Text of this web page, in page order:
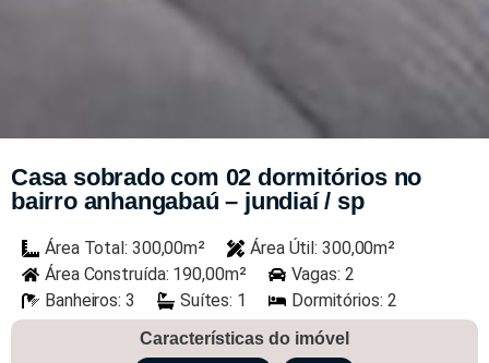
Casa sobrado com 02 dormitórios no
bairro anhangabaú – jundiaí / sp
Área Total: 300,00m²
Área Útil: 300,00m²
Área Construída: 190,00m²
Vagas: 2
Banheiros: 3
Suítes: 1 Dormitórios: 2
Características do imóvel